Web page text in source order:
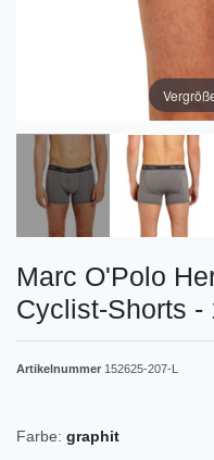
Marc O'Polo
Cyclist-Shorts -
Artikelnummer 152625-207-L
Farbe: graphit